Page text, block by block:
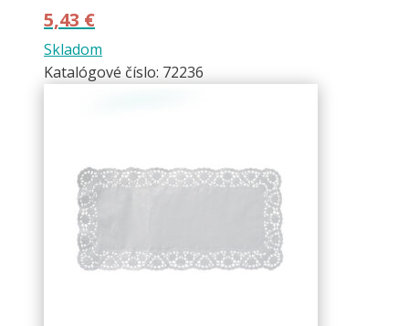
5,43 €
Skladom
Katalógové číslo: 72236